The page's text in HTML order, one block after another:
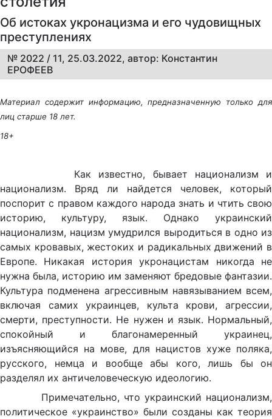
Об истоках укронацизма и его чудовищных
преступлениях
№ 2022 / 11, 25.03.2022, автор: Константин
ЕРОФЕЕВ
Материал содержит информацию, предназначенную только для
лиц старше 18 лет.
18+
Как известно, бывает национализм и
национализм. Вряд ли найдется человек, который
поспорит с правом каждого народа знать и чтить свою
историю, культуру, язык. Однако украинский
национализм, нацизм умудрился выродиться в одно из
самых кровавых, жестоких и радикальных движений в
Европе. Никакая история укронацистам никогда не
нужна была, историю им заменяют бредовые фантазии.
Культура подменена агрессивным навязыванием всем,
включая самих украинцев, культа крови, агрессии,
смерти, преступности. Не нужен и язык. Нормальный,
спокойный и благонамеренный украинец,
изъясняющийся на мове, для нацистов хуже поляка,
русского, немца и вообще абы кого, лишь бы он
разделял их античеловеческую идеологию.
Примечательно, что украинский национализм,
политическое «украинство» были созданы как теория